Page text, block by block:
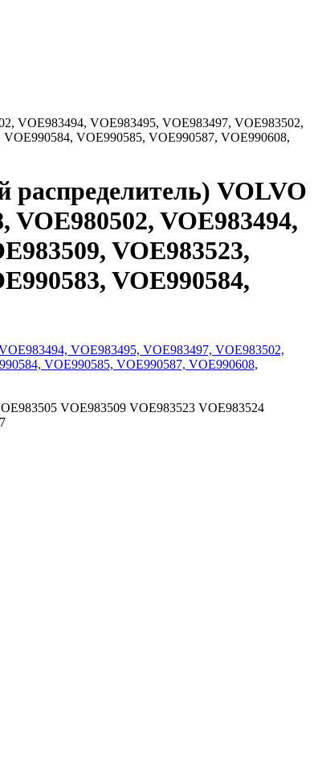
VOE983494, VOE983495, VOE983497, VOE983502,
VOE990585, VOE990587, VOE990608,
распределитель) VOLVO
VOE980502, VOE983494,
VOE983523,
VOE990584,
VOE983509 VOE983523 VOE983524